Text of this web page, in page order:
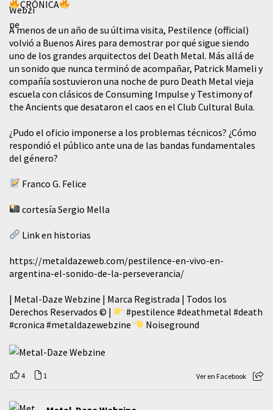
CRÓNICA
A menos de un año de su última visita, Pestilence (official)
volvió a Buenos Aires para demostrar por qué sigue siendo
uno de los grandes arquitectos del Death Metal. Más allá de
un sonido que nunca terminó de acompañar, Patrick Mameli y
compañía sostuvieron una noche de puro Death Metal vieja
escuela con clásicos de Consuming Impulse y Testimony of
the Ancients que desataron el caos en el Club Cultural Bula.
¿Pudo el oficio imponerse a los problemas técnicos? ¿Cómo
respondió el público ante una de las bandas fundamentales
del género?
Franco G. Felice
cortesía Sergio Mella
Link en historias
https://metaldazeweb.com/pestilence-en-vivo-en-
argentina-el-sonido-de-la-perseverancia/
| Metal-Daze Webzine | Marca Registrada | Todos los
Derechos Reservados © |
#pestilence #deathmetal #death
#cronica #metaldazewebzine Noiseground
4 1 Ver en Facebook